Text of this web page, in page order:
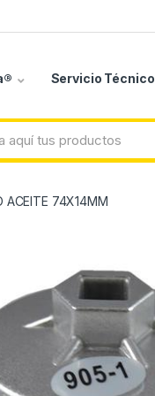
Servicio Técnico
ACEITE 74X14MM